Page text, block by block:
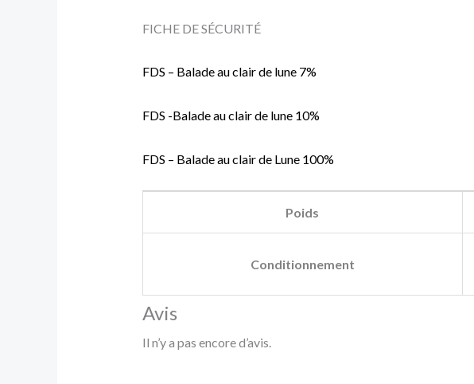
FICHE DE SÉCURITÉ
FDS – Balade au clair de lune 7%
FDS -Balade au clair de lune 10%
FDS – Balade au clair de Lune 100%
Poids
Conditionnement
Avis
Il n’y a pas encore d’avis.